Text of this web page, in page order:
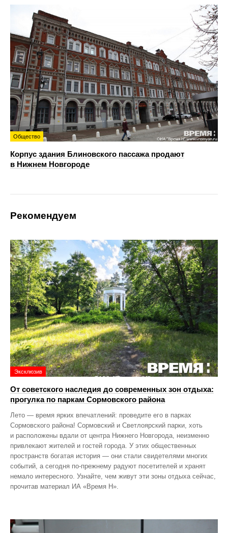
Общество
Корпус здания Блиновского пассажа продают
в Нижнем Новгороде
Рекомендуем
Эксклюзив
От советского наследия до современных зон отдыха:
прогулка по паркам Сормовского района
Лето — время ярких впечатлений: проведите его в парках
Сормовского района! Сормовский и Светлоярский парки, хоть
и расположены вдали от центра Нижнего Новгорода, неизменно
привлекают жителей и гостей города. У этих общественных
пространств богатая история — они стали свидетелями многих
событий, а сегодня по‑прежнему радуют посетителей и хранят
немало интересного. Узнайте, чем живут эти зоны отдыха сейчас,
прочитав материал ИА «Время Н».